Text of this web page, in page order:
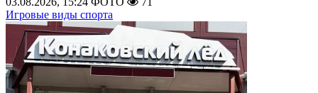
Игровые виды спорта